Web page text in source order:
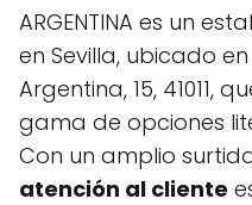
ARGENTINA es un
en Sevilla, ubicado
Argentina, 15, 41011,
gama de opciones
Con un amplio
atención al cliente